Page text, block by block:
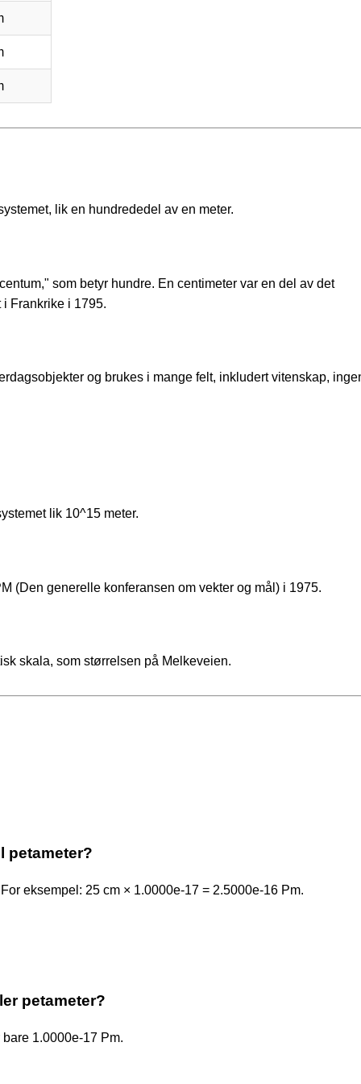
lik en hundrededel av en meter.
som betyr hundre. En centimeter var en del av det
Frankrike i 1795.
og brukes i mange felt, inkludert vitenskap,
lik 10^15 meter.
(Den generelle konferansen om vekter og mål) i 1975.
skala, som størrelsen på Melkeveien.
petameter?
eksempel: 25 cm × 1.0000e-17 = 2.5000e-16 Pm.
petameter?
1.0000e-17 Pm.